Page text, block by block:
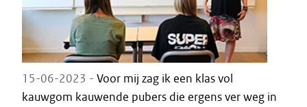
15-06-2023 - Voor mij zag ik een klas vol
kauwgom kauwende pubers die ergens ver weg in